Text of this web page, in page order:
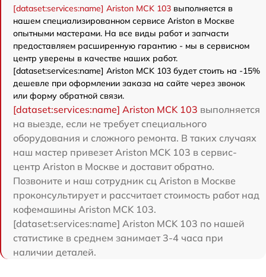
[dataset:services:name] Ariston MCK 103 выполняется в
нашем специализированном сервисе Ariston в Москве
опытными мастерами. На все виды работ и запчасти
предоставляем расширенную гарантию - мы в сервисном
центр уверены в качестве наших работ.
[dataset:services:name] Ariston MCK 103 будет стоить на -15%
дешевле при оформлении заказа на сайте через звонок
или форму обратной связи.
[dataset:services:name] Ariston MCK 103 выполняется
на выезде, если не требует специального
оборудования и сложного ремонта. В таких случаях
наш мастер привезет Ariston MCK 103 в сервис-
центр Ariston в Москве и доставит обратно.
Позвоните и наш сотрудник сц Ariston в Москве
проконсультирует и рассчитает стоимость работ над
кофемашины Ariston MCK 103.
[dataset:services:name] Ariston MCK 103 по нашей
статистике в среднем занимает 3-4 часа при
наличии деталей.